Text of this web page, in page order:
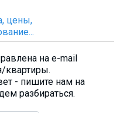
цены,
на e-mail
квартиры.
- пишите нам на
разбираться.